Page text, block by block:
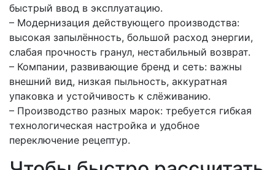
быстрый ввод в эксплуатацию.
– Модернизация действующего производства:
высокая запылённость, большой расход энергии,
слабая прочность гранул, нестабильный возврат.
– Компании, развивающие бренд и сеть: важны
внешний вид, низкая пыльность, аккуратная
упаковка и устойчивость к слёживанию.
– Производство разных марок: требуется гибкая
технологическая настройка и удобное
переключение рецептур.